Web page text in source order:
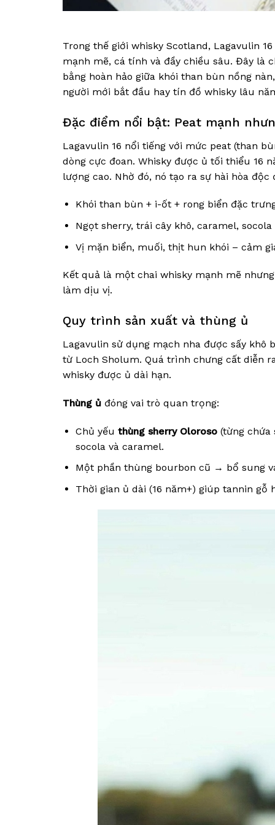
Trong thế giới whisky Scotland, Lagavulin
mạnh mẽ, cá tính và đầy chiều sâu. Đây là
bằng hoàn hảo giữa khói than bùn nồng
người mới bắt đầu hay tín đồ whisky lâu
Đặc điểm nổi bật: Peat mạnh
Lagavulin 16 nổi tiếng với mức peat (than
dòng cực đoan. Whisky được ủ tối thiểu 16
lượng cao. Nhờ đó, nó tạo ra sự hài hòa độc
Khói than bùn + i-ốt + rong biển đặc
Ngọt sherry, trái cây khô, caramel,
Vị mặn biển, muối, thịt hun khói – cảm
Kết quả là một chai whisky mạnh mẽ
làm dịu vị.
Quy trình sản xuất và thùng ủ
Lagavulin sử dụng mạch nha được sấy
từ Loch Sholum. Quá trình chưng cất diễn
whisky được ủ dài hạn.
Thùng ủ đóng vai trò quan trọng:
Chủ yếu thùng sherry Oloroso(từng chứa
socola và caramel.
Một phần thùng bourbon cũ → bổ sung
Thời gian ủ dài (16 năm+) giúp tannin gỗ